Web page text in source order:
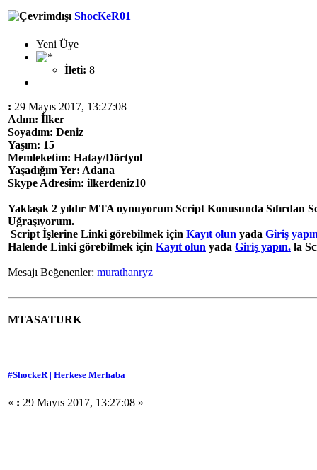
ShocKeR01
Yeni Üye
İleti: 8
: 29 Mayıs 2017, 13:27:08
Adım: İlker
Soyadım: Deniz
Yaşım: 15
Memleketim: Hatay/Dörtyol
Yaşadığım Yer: Adana
Skype Adresim: ilkerdeniz10
Yaklaşık 2 yıldır MTA oynuyorum Script Konusunda Sıfırdan
Uğraşıyorum.
Script İşlerine Linki görebilmek için Kayıt olun yada Giriş
Halende Linki görebilmek için Kayıt olun yada Giriş yapın. la
Mesajı Beğenenler: murathanryz
MTASATURK
#ShockeR | Herkese Merhaba
« : 29 Mayıs 2017, 13:27:08 »